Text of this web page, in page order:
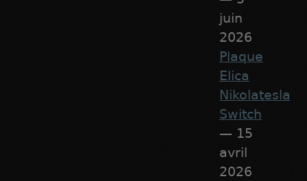
juin
2026
Plaque
Elica
Nikolatesla
Switch
— 15
avril
2026